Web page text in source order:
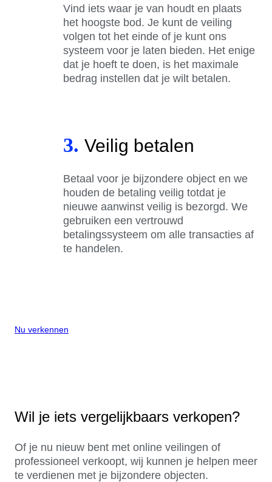
Vind iets waar je van houdt en plaats
het hoogste bod. Je kunt de veiling
volgen tot het einde of je kunt ons
systeem voor je laten bieden. Het enige
dat je hoeft te doen, is het maximale
bedrag instellen dat je wilt betalen.
3. Veilig betalen
Betaal voor je bijzondere object en we
houden de betaling veilig totdat je
nieuwe aanwinst veilig is bezorgd. We
gebruiken een vertrouwd
betalingssysteem om alle transacties af
te handelen.
Nu verkennen
Wil je iets vergelijkbaars verkopen?
Of je nu nieuw bent met online veilingen of
professioneel verkoopt, wij kunnen je helpen meer
te verdienen met je bijzondere objecten.